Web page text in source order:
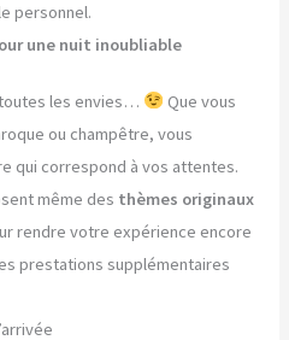
personnel.
une nuit inoubliable
les envies…
Que vous
ou champêtre, vous
qui correspond à vos attentes.
même des thèmes originaux
rendre votre expérience encore
prestations supplémentaires